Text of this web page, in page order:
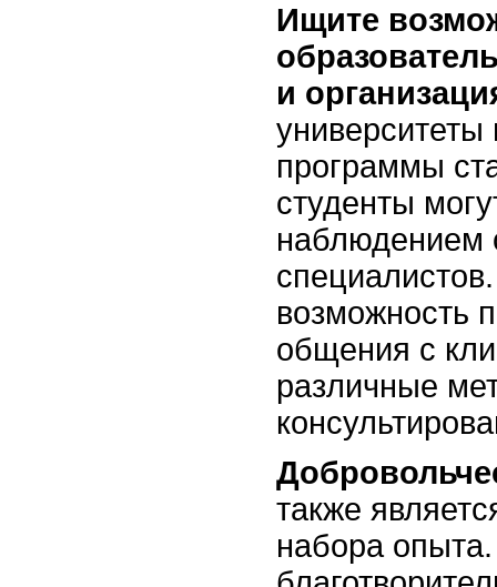
Ищите
и
университеты
программы
студенты
наблюдением
возможность
общения с
различные
также
набора